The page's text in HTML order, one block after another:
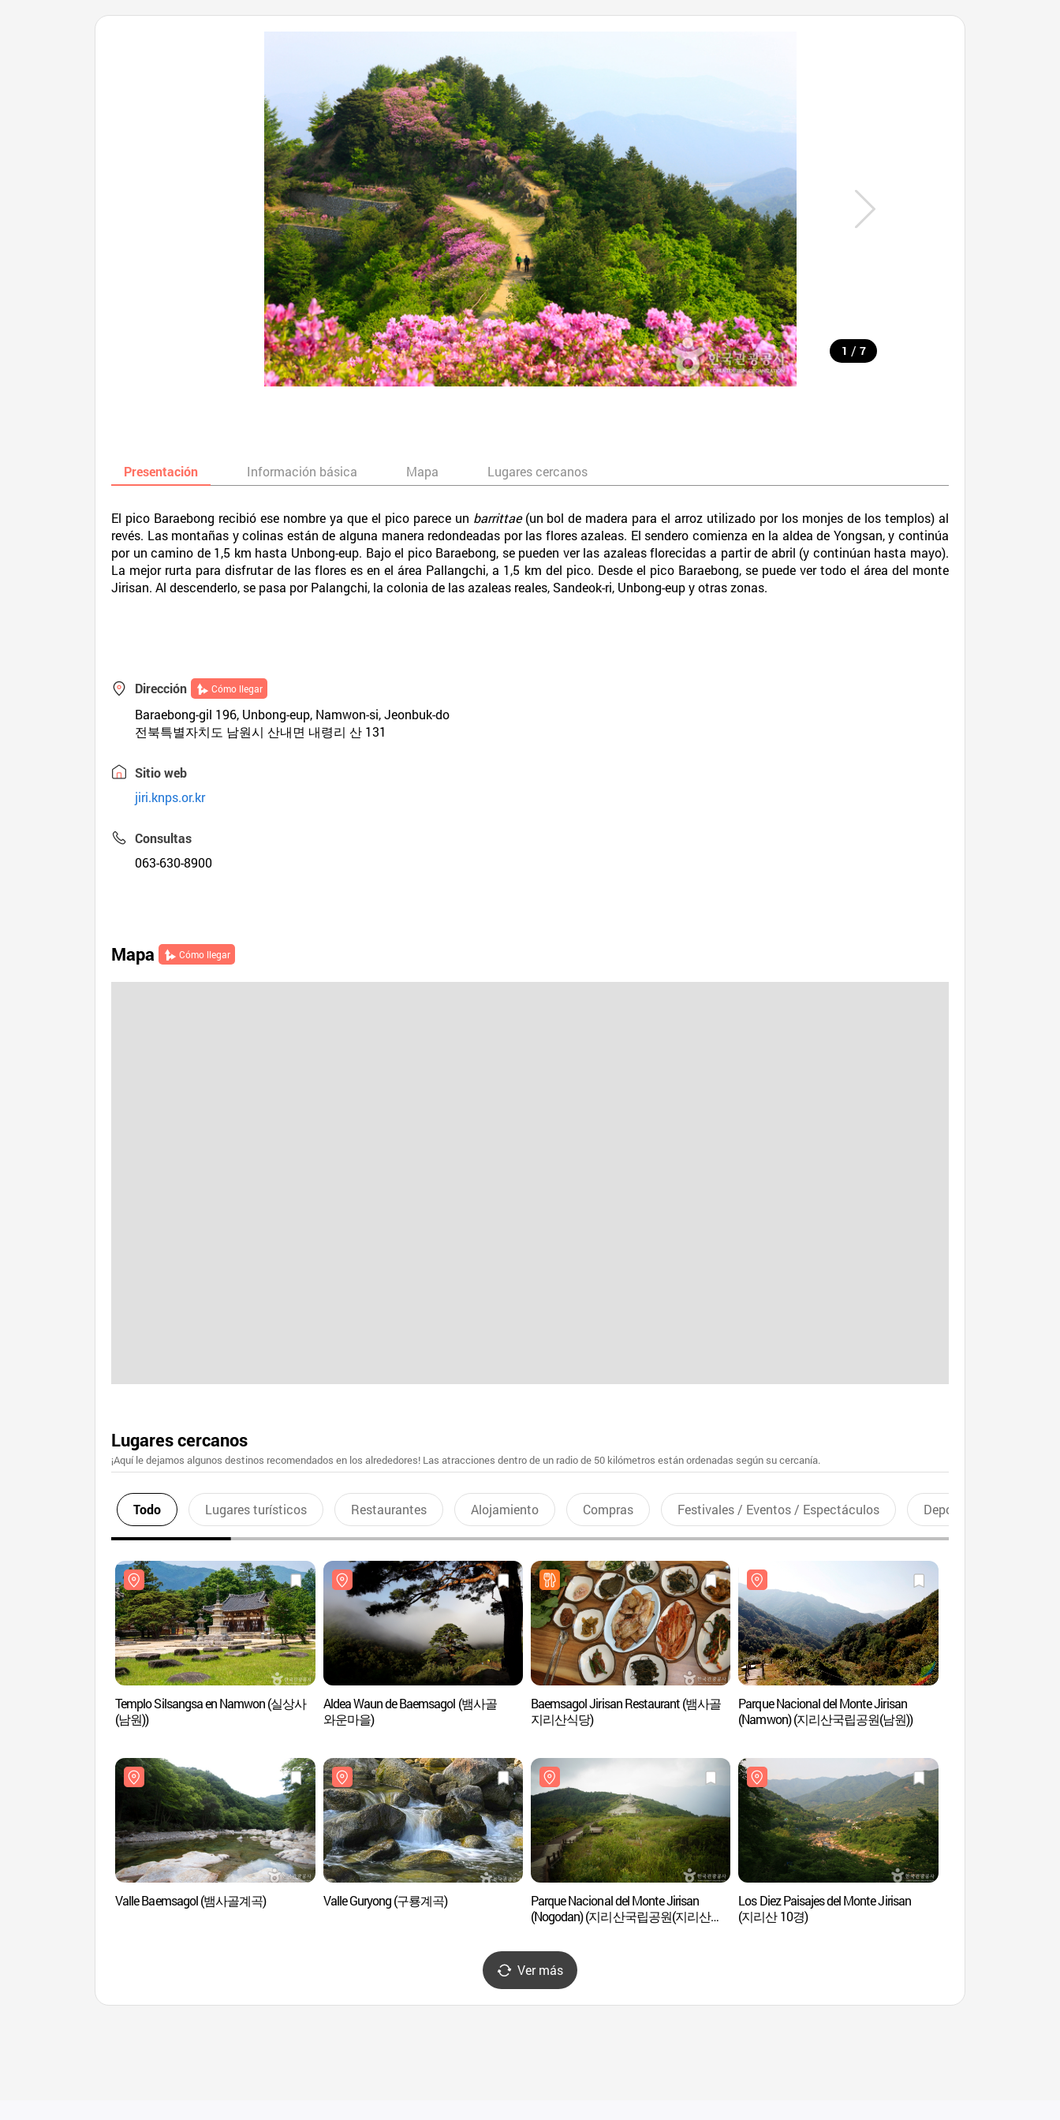
1 / 7
Presentación Información básica Mapa Lugares cercanos
El pico Baraebong recibió ese nombre ya que el pico parece un barrittae(un bol de madera para el arroz utilizado por los monjes de los templos) al
revés. Las montañas y colinas están de alguna manera redondeadas por las flores azaleas. El sendero comienza en la aldea de Yongsan, y continúa
por un camino de 1,5 km hasta Unbong-eup. Bajo el pico Baraebong, se pueden ver las azaleas florecidas a partir de abril (y continúan hasta mayo).
La mejor rurta para disfrutar de las flores es en el área Pallangchi, a 1,5 km del pico. Desde el pico Baraebong, se puede ver todo el área del monte
Jirisan. Al descenderlo, se pasa por Palangchi, la colonia de las azaleas reales, Sandeok-ri, Unbong-eup y otras zonas.
Dirección Cómo llegar
Baraebong-gil 196, Unbong-eup, Namwon-si, Jeonbuk-do
전북특별자치도 남원시 산내면 내령리 산 131
Sitio web
jiri.knps.or.kr
Consultas
063-630-8900
Mapa Cómo llegar
Lugares cercanos
¡Aquí le dejamos algunos destinos recomendados en los alrededores! Las atracciones dentro de un radio de 50 kilómetros están ordenadas según su cercanía.
Todo Lugares turísticos Restaurantes Alojamiento Compras Festivales / Eventos / Espectáculos Deportes recreativos
Templo Silsangsa en Namwon (실상사
(남원))
Aldea Waun de Baemsagol (뱀사골
와운마을)
Baemsagol Jirisan Restaurant (뱀사골
지리산식당)
Parque Nacional del Monte Jirisan
(Namwon) (지리산국립공원(남원))
Valle Baemsagol (뱀사골계곡) Valle Guryong (구룡계곡)
Parque Nacional del Monte Jirisan
(Nogodan) (지리산국립공원(지리산
Los Diez Paisajes del Monte Jirisan
(지리산 10경)
Ver más